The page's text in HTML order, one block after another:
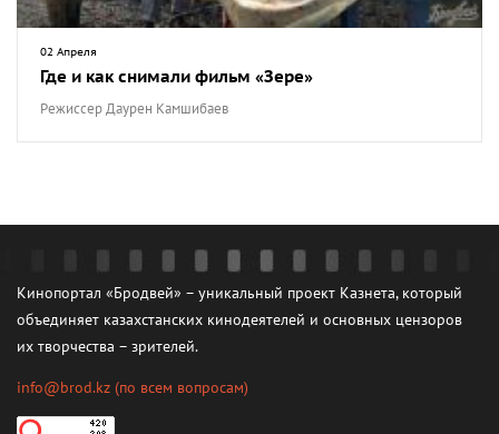
02 Апреля
Где и как снимали фильм «Зере»
Режиссер Даурен Камшибаев
Кинопортал «Бродвей» – уникальный проект Казнета, который
объединяет казахстанских кинодеятелей и основных цензоров
их творчества – зрителей.
info@brod.kz (по всем вопросам)